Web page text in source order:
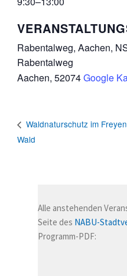
Rabentalweg, Aachen,
Rabentalweg
Aachen, 52074Google
Waldnaturschutz im
Wald
Alle anstehenden
Seite des NABU-
Programm-PDF: